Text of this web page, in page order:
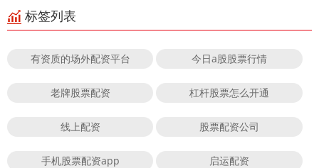
标签列表
有资质的场外配资平台 今日a股股票行情
老牌股票配资 杠杆股票怎么开通
线上配资 股票配资公司
手机股票配资app 启运配资